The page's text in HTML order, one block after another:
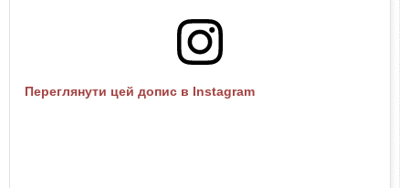
Переглянути цей допис в Instagram